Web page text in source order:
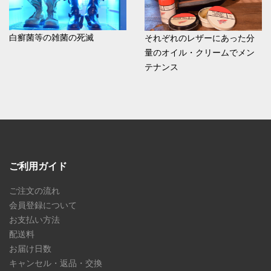
白癬菌等の雑菌の死滅
それぞれのレザーにあった分
量のオイル・クリームでメン
テナンス
ご利用ガイド
ご注文の流れ
会員登録について
お支払い方法
配送料
お届け日数
キャンセル・返品・交換